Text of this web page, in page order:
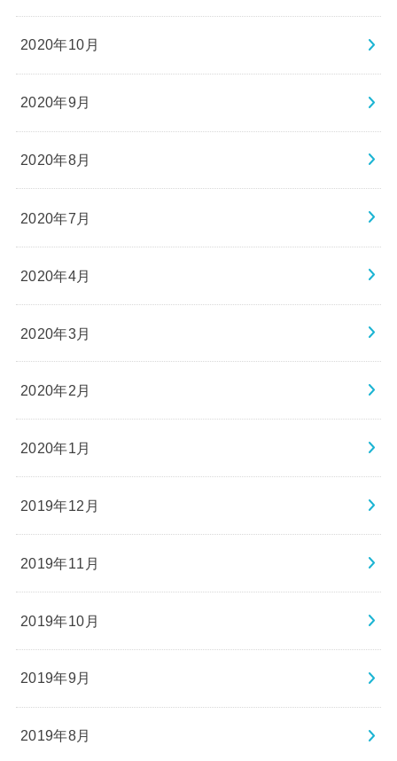
2020年10月
2020年9月
2020年8月
2020年7月
2020年4月
2020年3月
2020年2月
2020年1月
2019年12月
2019年11月
2019年10月
2019年9月
2019年8月